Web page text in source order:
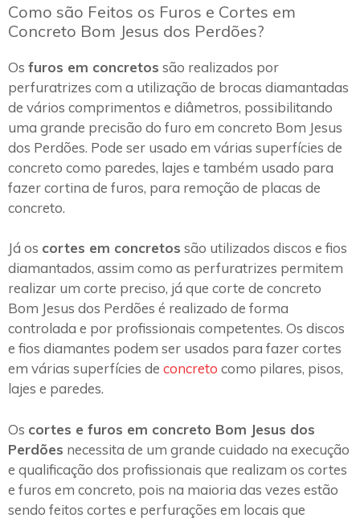
Como são Feitos os Furos e Cortes em
Concreto Bom Jesus dos Perdões?
Os furos em concretos são realizados por
perfuratrizes com a utilização de brocas diamantadas
de vários comprimentos e diâmetros, possibilitando
uma grande precisão do furo em concreto Bom Jesus
dos Perdões. Pode ser usado em várias superfícies de
concreto como paredes, lajes e também usado para
fazer cortina de furos, para remoção de placas de
concreto.
Já os cortes em concretos são utilizados discos e fios
diamantados, assim como as perfuratrizes permitem
realizar um corte preciso, já que corte de concreto
Bom Jesus dos Perdões é realizado de forma
controlada e por profissionais competentes. Os discos
e fios diamantes podem ser usados para fazer cortes
em várias superfícies de concreto como pilares, pisos,
lajes e paredes.
Os cortes e furos em concreto Bom Jesus dos
Perdões necessita de um grande cuidado na execução
e qualificação dos profissionais que realizam os cortes
e furos em concreto, pois na maioria das vezes estão
sendo feitos cortes e perfurações em locais que